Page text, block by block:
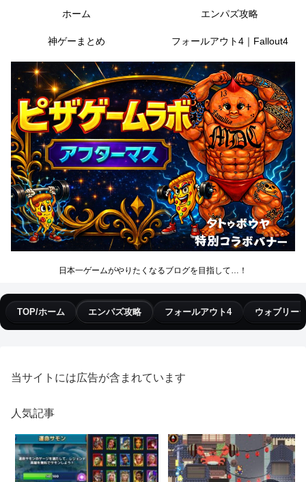
日本一ゲームがやりたくなるブログを目指して…！
ホーム エンパズ攻略
神ゲーまとめ フォールアウト4｜Fallout4
TOP/ホーム エンパズ攻略 フォールアウト4 ウォブリー
当サイトには広告が含まれています
人気記事